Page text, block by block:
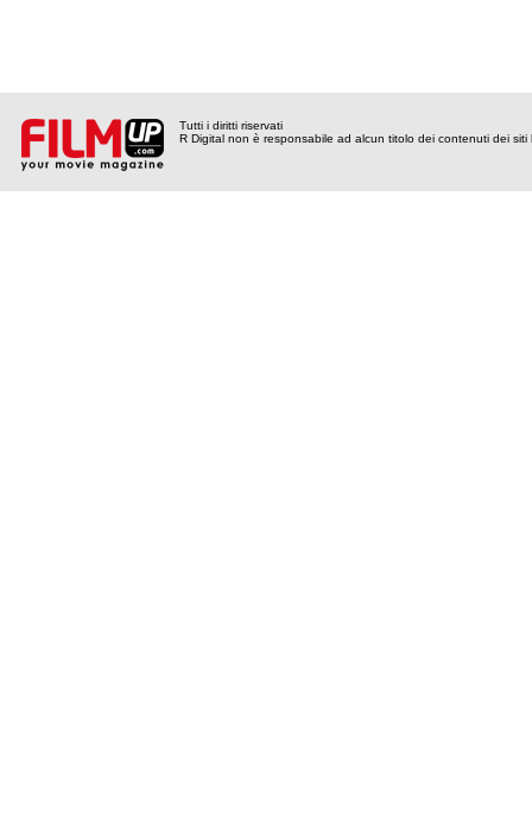
Tutti i diritti riservati
R Digital non è responsabile ad alcun titolo dei contenuti dei siti